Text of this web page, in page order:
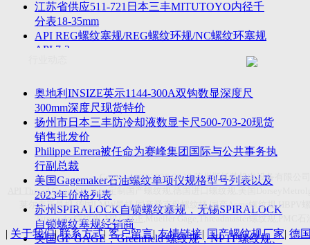
江苏省供应511-721日本三丰MITUTOYO内径千
分表18-35mm
API REG螺纹塞规/REG螺纹环规/NC螺纹环塞规
API 7-2
苏州市万濠卧式投影仪CPJ-3020W/CPJ-4025W代
美国B2段差尺/间隙段差尺GAPSG/NMSG/GRIP-
004/CFM-095代理商
2023年美国Universal Punch圆度仪价格表，国产
定制跳动量仪
波音一季度营收增近三成超预期，近五年季度交
付数量首超空客
奥地利INSIZE英示1144-300A双钩数显深度尺
300mm深度尺现货特价
扬州市日本三丰防冷却液数显卡尺500-703-20现货
销售批发价
Philippe Errera被任命为赛峰集团国际与公共事务执
行副总裁
美国Gagemaker石油螺纹单项仪规格型号列表以及
2023年价格列表
苏州SPIRALOCK自锁螺纹塞规，无锡SPIRALOCK
自锁螺纹塞规经销商
美国GF GAGE，Greenfield 螺纹规，NPTF螺纹规、
Copyright(C)2026-2027苏州斯托茨机电设备有限公司
API Thread Gage, Sitemap,定制国产螺纹规
莱尔麦斯量规,德国 LMW量规,国产爱克母螺纹规 ,国产Acme 螺纹规,HBPV
Titecswiss螺纹规 ,API GAGE
| 关于我们|联系方式| 客户留言|友情链接| 国产螺纹规厂家| 德